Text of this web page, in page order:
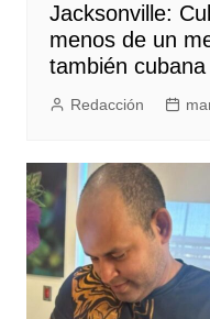
Jacksonville:
menos de un
también
Redacción